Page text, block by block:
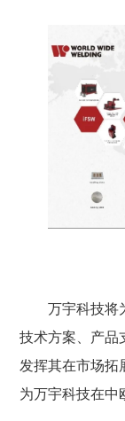
万宇科技将
技术方案、产品
发挥其在市场拓
为万宇科技在中